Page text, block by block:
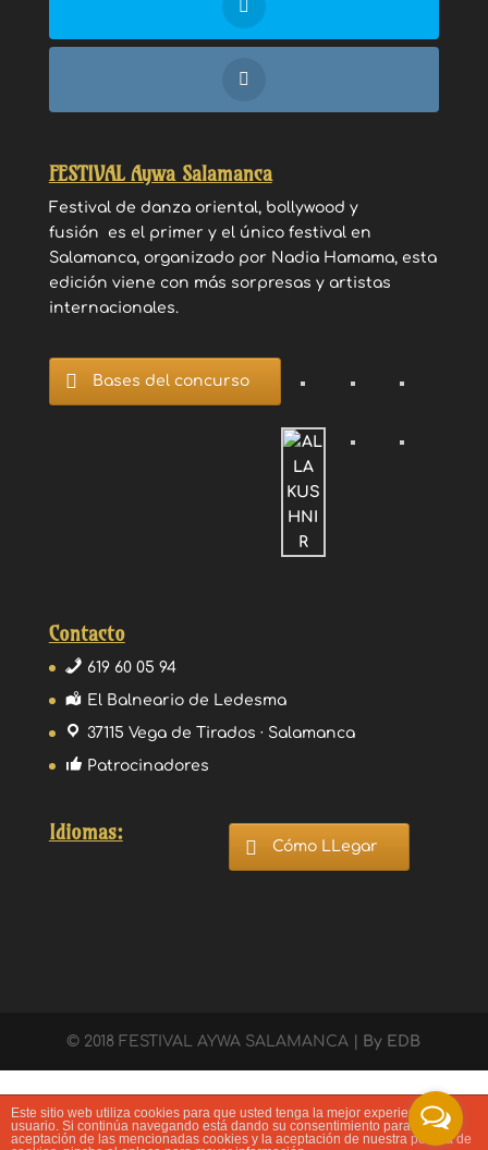
FESTIVAL Aywa Salamanca
Festival de danza oriental, bollywood y
fusión es el primer y el único festival en
Salamanca, organizado por Nadia Hamama, esta
edición viene con más sorpresas y artistas
internacionales.
Bases del concurso
Contacto
619 60 05 94
El Balneario de Ledesma
37115 Vega de Tirados · Salamanca
Patrocinadores
Idiomas:
Cómo LLegar
© 2018 FESTIVAL AYWA SALAMANCA | By EDB
Este sitio web utiliza cookies para que usted tenga la mejor experiencia de
usuario. Si continúa navegando está dando su consentimiento para la
aceptación de las mencionadas cookies y la aceptación de nuestra política de